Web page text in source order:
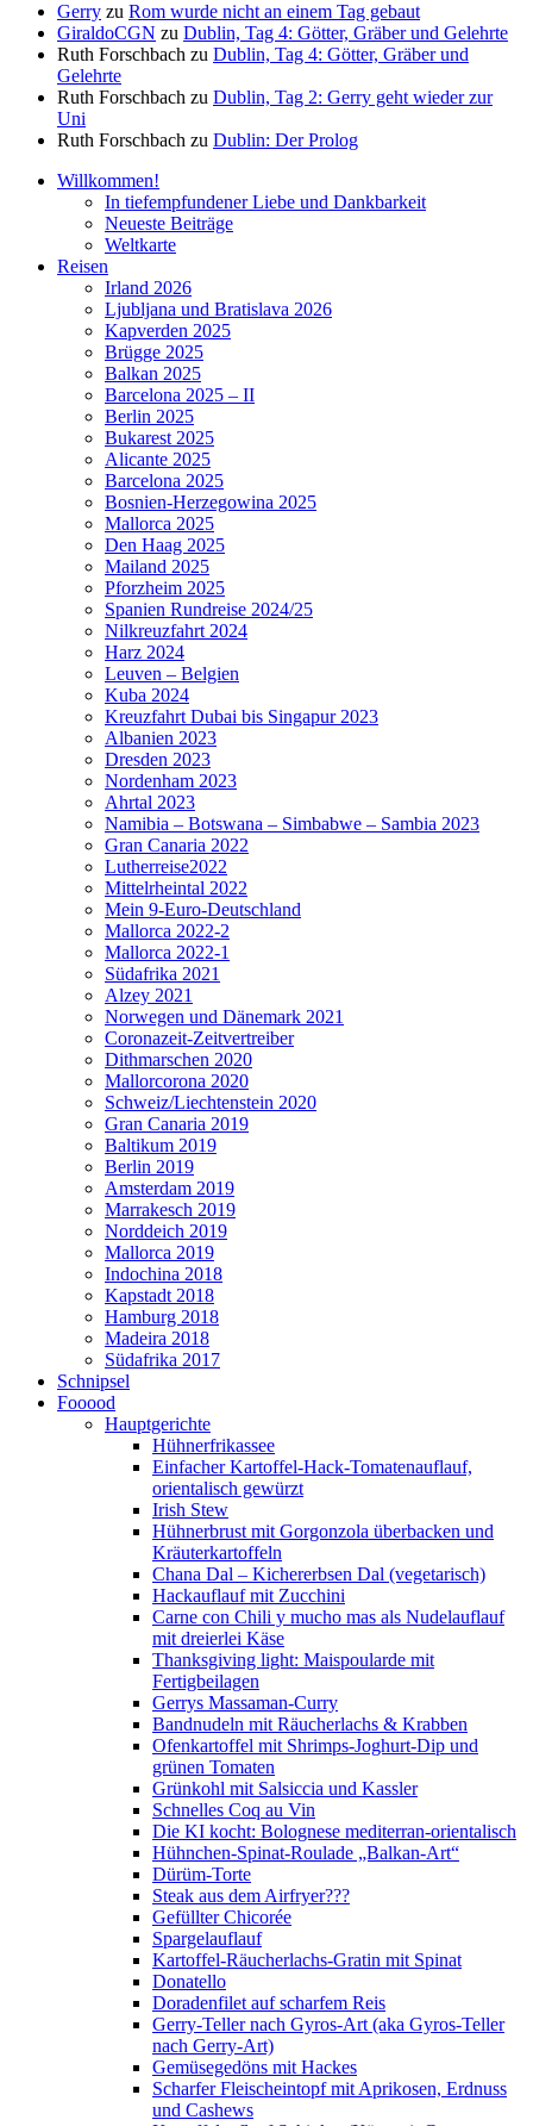
Gerry zu Rom wurde nicht an einem Tag gebaut
GiraldoCGN zu Dublin, Tag 4: Götter, Gräber und Gelehrte
Ruth Forschbach zu Dublin, Tag 4: Götter, Gräber und
Gelehrte
Ruth Forschbach zu Dublin, Tag 2: Gerry geht wieder zur
Uni
Ruth Forschbach zu Dublin: Der Prolog
Willkommen!
In tiefempfundener Liebe und Dankbarkeit
Neueste Beiträge
Weltkarte
Reisen
Irland 2026
Ljubljana und Bratislava 2026
Kapverden 2025
Brügge 2025
Balkan 2025
Barcelona 2025 – II
Berlin 2025
Bukarest 2025
Alicante 2025
Barcelona 2025
Bosnien-Herzegowina 2025
Mallorca 2025
Den Haag 2025
Mailand 2025
Pforzheim 2025
Spanien Rundreise 2024/25
Nilkreuzfahrt 2024
Harz 2024
Leuven – Belgien
Kuba 2024
Kreuzfahrt Dubai bis Singapur 2023
Albanien 2023
Dresden 2023
Nordenham 2023
Ahrtal 2023
Namibia – Botswana – Simbabwe – Sambia 2023
Gran Canaria 2022
Lutherreise2022
Mittelrheintal 2022
Mein 9-Euro-Deutschland
Mallorca 2022-2
Mallorca 2022-1
Südafrika 2021
Alzey 2021
Norwegen und Dänemark 2021
Coronazeit-Zeitvertreiber
Dithmarschen 2020
Mallorcorona 2020
Schweiz/Liechtenstein 2020
Gran Canaria 2019
Baltikum 2019
Berlin 2019
Amsterdam 2019
Marrakesch 2019
Norddeich 2019
Mallorca 2019
Indochina 2018
Kapstadt 2018
Hamburg 2018
Madeira 2018
Südafrika 2017
Schnipsel
Fooood
Hauptgerichte
Hühnerfrikassee
Einfacher Kartoffel-Hack-Tomatenauflauf,
orientalisch gewürzt
Irish Stew
Hühnerbrust mit Gorgonzola überbacken und
Kräuterkartoffeln
Chana Dal – Kichererbsen Dal (vegetarisch)
Hackauflauf mit Zucchini
Carne con Chili y mucho mas als Nudelauflauf
mit dreierlei Käse
Thanksgiving light: Maispoularde mit
Fertigbeilagen
Gerrys Massaman-Curry
Bandnudeln mit Räucherlachs & Krabben
Ofenkartoffel mit Shrimps-Joghurt-Dip und
grünen Tomaten
Grünkohl mit Salsiccia und Kassler
Schnelles Coq au Vin
Die KI kocht: Bolognese mediterran-orientalisch
Hühnchen-Spinat-Roulade „Balkan-Art“
Dürüm-Torte
Steak aus dem Airfryer???
Gefüllter Chicorée
Spargelauflauf
Kartoffel-Räucherlachs-Gratin mit Spinat
Donatello
Doradenfilet auf scharfem Reis
Gerry-Teller nach Gyros-Art (aka Gyros-Teller
nach Gerry-Art)
Gemüsegedöns mit Hackes
Scharfer Fleischeintopf mit Aprikosen, Erdnuss
und Cashews